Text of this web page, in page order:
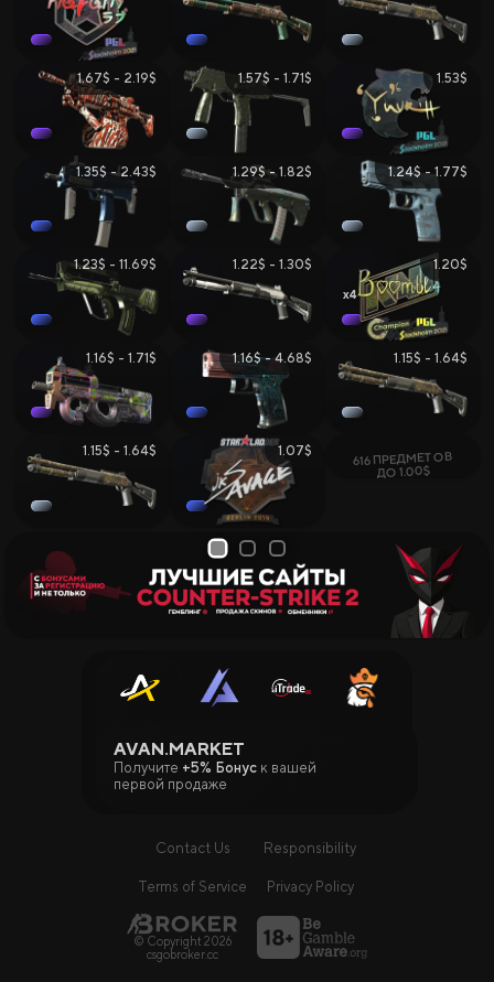
1.67$ - 2.19$ 1.57$ - 1.71$ 1.53$
1.35$ - 2.43$ 1.29$ - 1.82$ 1.24$ - 1.77$
1.23$ - 11.69$ 1.22$ - 1.30$
4
1.20$
1.16$ - 1.71$ 1.16$ - 4.68$ 1.15$ - 1.64$
1.15$ - 1.64$ 1.07$ 616 ПРЕДМЕТОВ
ДО 1.00$
1 2 3
AVAN.MARKET
Получите +5% Бонуск вашей
первой продаже
© Copyright 2026
csgobroker.cc
Contact Us Responsibility
Terms of Service Privacy Policy